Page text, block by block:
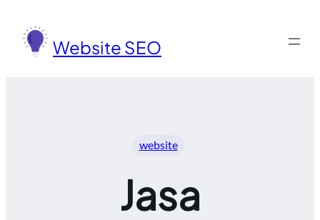
konten
Website SEO
website
Jasa